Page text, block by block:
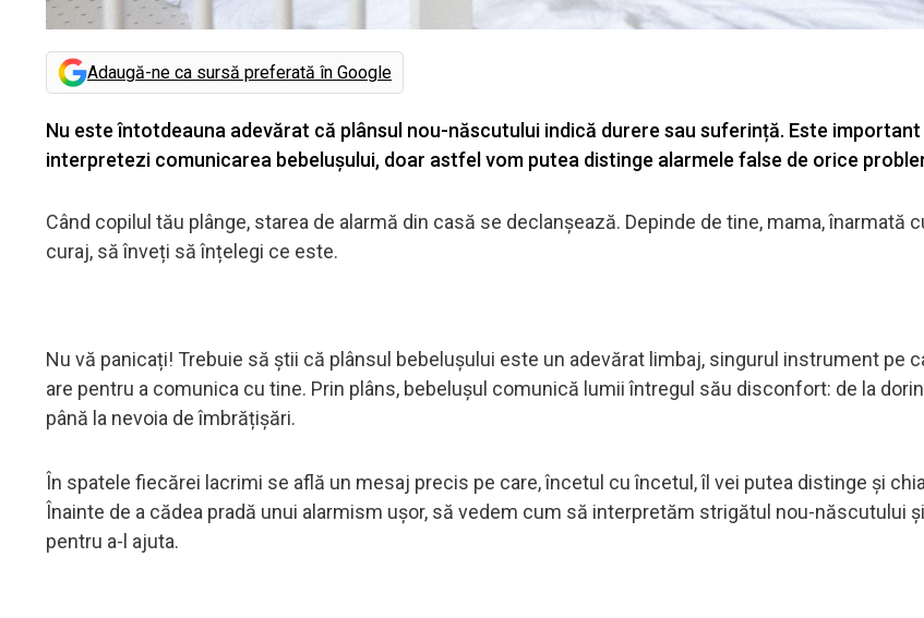
Adaugă-ne ca sursă preferată în Google
Nu este întotdeauna adevărat că plânsul nou-născutului indică durere sau suferință. Este important
interpretezi comunicarea bebelușului, doar astfel vom putea distinge alarmele false de orice
Când copilul tău plânge, starea de alarmă din casă se declanșează. Depinde de tine, mama, înarmată
curaj, să înveți să înțelegi ce este.
Nu vă panicați! Trebuie să știi că plânsul bebelușului este un adevărat limbaj, singurul instrument pe
are pentru a comunica cu tine. Prin plâns, bebelușul comunică lumii întregul său disconfort: de la
până la nevoia de îmbrățișări.
În spatele fiecărei lacrimi se află un mesaj precis pe care, încetul cu încetul, îl vei putea distinge și
Înainte de a cădea pradă unui alarmism ușor, să vedem cum să interpretăm strigătul nou-născutului
pentru a-l ajuta.